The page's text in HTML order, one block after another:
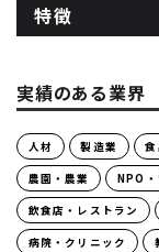
特徴
実績のある業界
人材 製造業
農園・農業 NPO
飲食店・レストラン
病院・クリニック